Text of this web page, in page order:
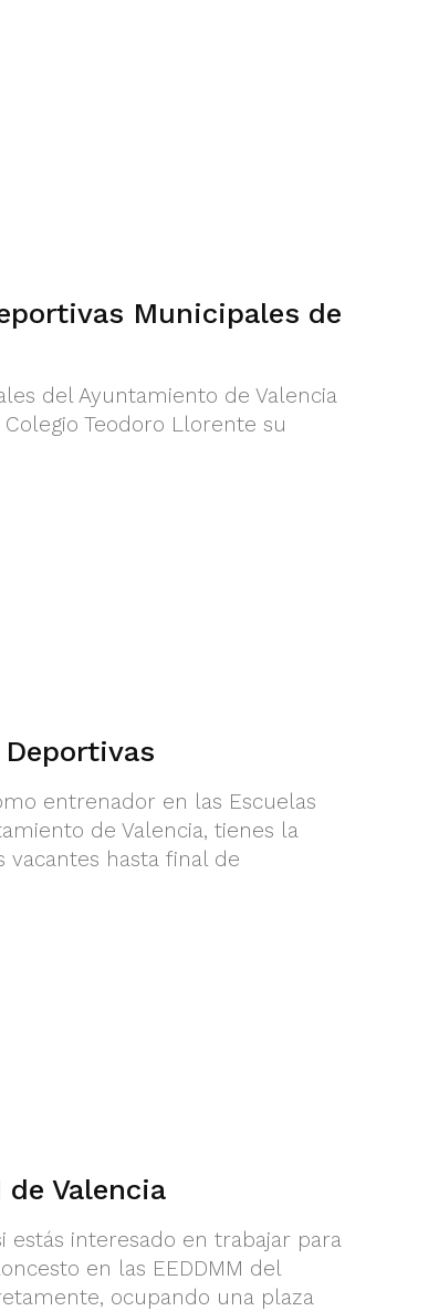
Municipales de
del Ayuntamiento de Valencia
Teodoro Llorente su
entrenador en las Escuelas
de Valencia, tienes la
hasta final de
Valencia
interesado en trabajar para
en las EEDDMM del
ocupando una plaza